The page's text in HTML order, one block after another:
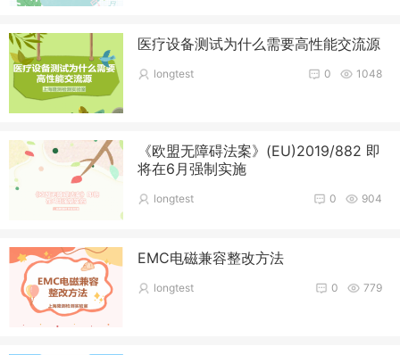
医疗设备测试为什么需要高性能交流源
1048
0
longtest
《欧盟无障碍法案》(EU)2019/882 即
将在6月强制实施
904
0
longtest
EMC电磁兼容整改方法
779
0
longtest